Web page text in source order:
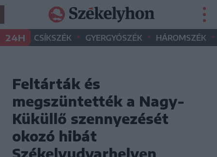
24H CSÍKSZÉK • GYERGYÓSZÉK • HÁROMSZÉK •
Feltárták és
megszüntették a Nagy-
Küküllő szennyezését
okozó hibát
Székelyudvarhelyen